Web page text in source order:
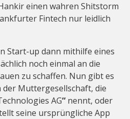
einen wahren Shitstorm
Fintech nur leidlich
Start-up dann mithilfe eines
noch einmal an die
zu schaffen. Nun gibt es
Muttergesellschaft, die
AG“ nennt, oder
seine ursprüngliche App